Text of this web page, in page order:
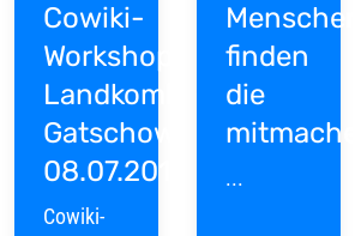
Cowiki-
Workshop
Landkombinat
Gatschow
08.07.2017
Cowiki-
Menschen
finden
die
mitmachen
...